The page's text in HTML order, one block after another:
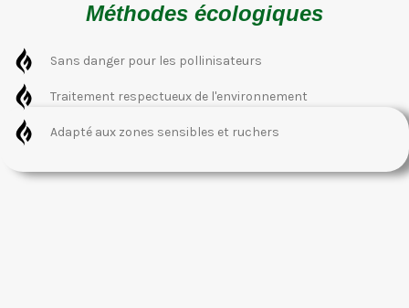
Méthodes écologiques
Sans danger pour les pollinisateurs
Traitement respectueux de l'environnement
Adapté aux zones sensibles et ruchers